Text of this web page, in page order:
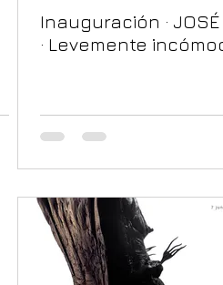
Inauguración · JOSÉ
· Levemente